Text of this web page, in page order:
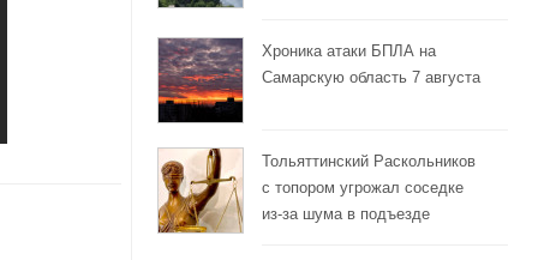
Хроника атаки БПЛА на
Самарскую область 7 августа
Тольяттинский Раскольников
с топором угрожал соседке
из-за шума в подъезде